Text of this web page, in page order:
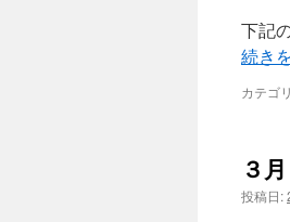
下記
続き
カテゴ
３
投稿日: